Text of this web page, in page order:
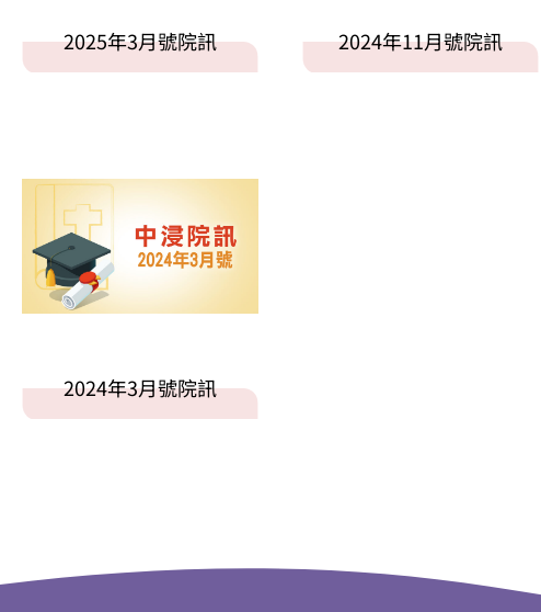
2025年3月號院訊 2024年11月號院訊
2024年3月號院訊